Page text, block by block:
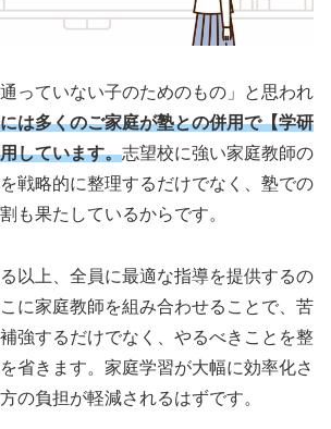
通っていない子のためのもの」と思われ
は多くのご家庭が塾との併用で【学研
しています。志望校に強い家庭教師の
戦略的に整理するだけでなく、塾での
も果たしているからです。
以上、全員に最適な指導を提供するの
に家庭教師を組み合わせることで、苦
強するだけでなく、やるべきことを整
省きます。家庭学習が大幅に効率化さ
の負担が軽減されるはずです。